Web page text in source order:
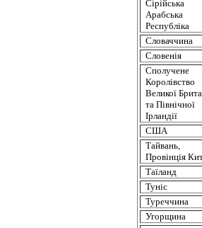
Сірійська
Арабська
Республіка
Словаччина
Словенія
Сполучене
Королівство
Великої
таПівнічної
Ірландії
США
Тайвань,
Провінція
Таїланд
Туніс
Туреччина
Угорщина